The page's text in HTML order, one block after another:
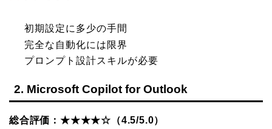
初期設定に多少の手間
完全な自動化には限界
プロンプト設計スキルが必要
2. Microsoft Copilot for Outlook
総合評価：★★★★☆（4.5/5.0）